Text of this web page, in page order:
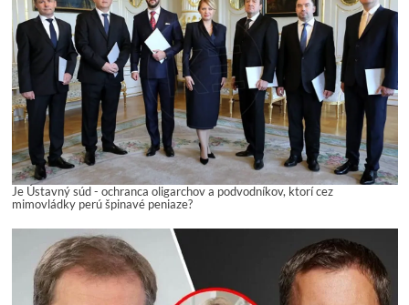
Je Ústavný súd - ochranca oligarchov a podvodníkov, ktorí cez
mimovládky perú špinavé peniaze?